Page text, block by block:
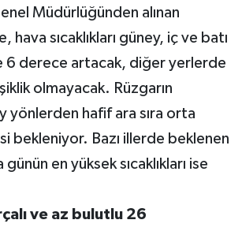
Müdürlüğünden alınan
hava sıcaklıkları güney, iç ve batı
6 derece artacak, diğer yerlerde
olmayacak. Rüzgarın
yönlerden hafif ara sıra orta
bekleniyor. Bazı illerde beklenen
en yüksek sıcaklıkları ise
ve az bulutlu 26